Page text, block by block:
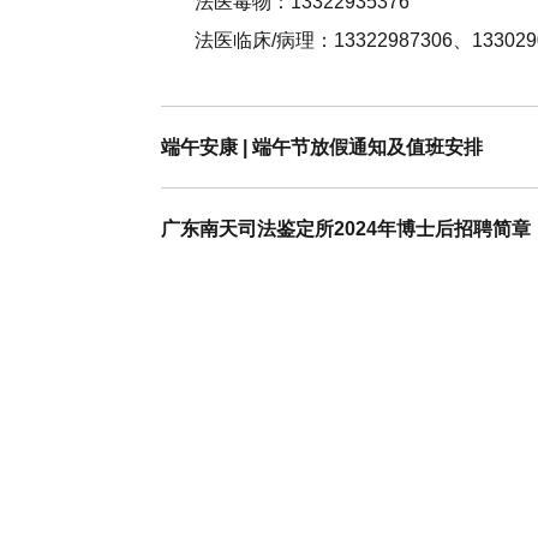
法医临床/病理：13322987306、
端午安康 | 端午节放假通知及值班安排
广东南天司法鉴定所2024年博士后招聘简章